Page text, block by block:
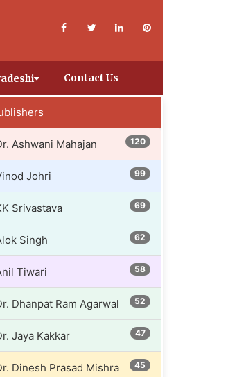
Contact Us
Ashwani Mahajan 120
Johri 99
Srivastava 69
Singh 62
Tiwari 58
Dhanpat Ram Agarwal 52
Jaya Kakkar 47
Dinesh Prasad Mishra 45